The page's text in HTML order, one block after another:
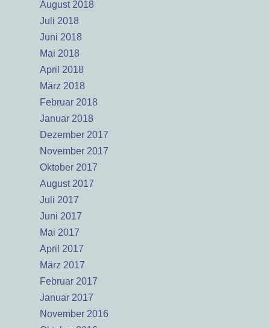
August 2018
Juli 2018
Juni 2018
Mai 2018
April 2018
März 2018
Februar 2018
Januar 2018
Dezember 2017
November 2017
Oktober 2017
August 2017
Juli 2017
Juni 2017
Mai 2017
April 2017
März 2017
Februar 2017
Januar 2017
November 2016